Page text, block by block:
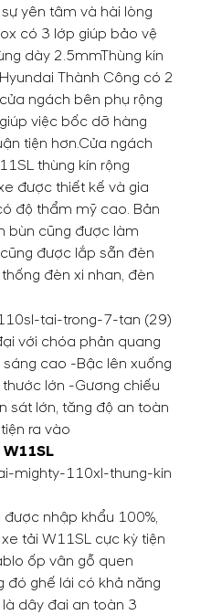
yên tâm và hài lòng
có 3 lớp giúp bảo vệ
dày 2.5mmThùng kín
Thành Công có 2
ngách bên phụ rộng
việc bốc dỡ hàng
tiện hơn.Cửa ngách
thùng kín rộng
được thiết kế và gia
độ thẩm mỹ cao. Bản
bùn cũng được làm
được lắp sẵn đèn
đèn xi nhan, đèn
với chóa phản quang
cao -Bậc lên xuống
lớn -Gương chiếu
sát lớn, tăng độ an toàn
ra vào
W11SL
nhập khẩu 100%,
tải W11SL cực kỳ tiện
ốp vân gỗ quen
đó ghế lái có khả năng
là dây đai an toàn 3